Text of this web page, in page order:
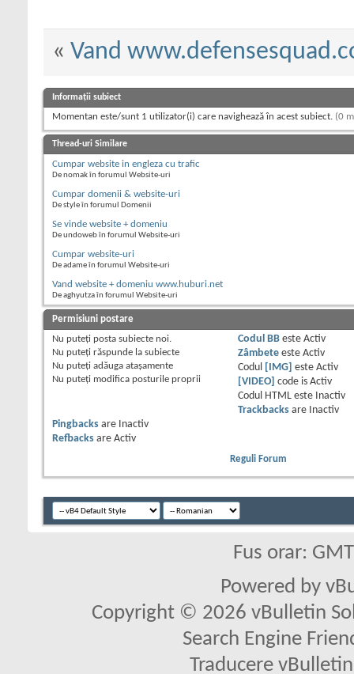
« Vand
Informații subiect
Momentan este/sunt 1 utilizator(i) care navighează în acest subiect. (0
Thread-uri Similare
Cumpar website in engleza cu trafic
De nomak în forumul Website-uri
Cumpar domenii & website-uri
De style în forumul Domenii
Se vinde website + domeniu
De undoweb în forumul Website-uri
Cumpar website-uri
De adame în forumul Website-uri
Vand website + domeniu www.huburi.net
De aghyutza în forumul Website-uri
Permisiuni postare
Nu puteţi posta subiecte noi.
Nu puteţi răspunde la subiecte
Nu puteţi adăuga ataşamente
Nu puteţi modifica posturile proprii
Codul BBeste Activ
Zâmbeteeste Activ
Codul
[IMG] este Activ
[VIDEO]
code is Activ
Codul HTML este
Inactiv
Trackbacksare
Inactiv
Pingbacks are
Inactiv
Refbacks are Activ
Reguli Forum
Fus orar:
Powered by
Copyright © 2026 vBulletin
Search Engine
Traducere